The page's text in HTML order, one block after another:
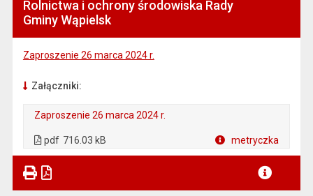
Rolnictwa i ochrony środowiska Rady
Gminy Wąpielsk
Zaproszenie 26 marca 2024 r.
Załączniki:
Zaproszenie 26 marca 2024 r.
pdf 716.03 kB metryczka